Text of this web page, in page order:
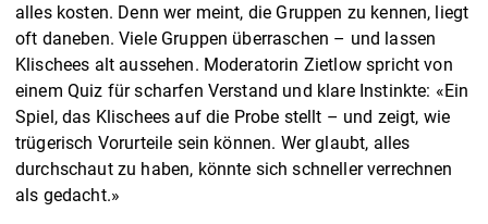
alles kosten. Denn wer meint, die Gruppen zu kennen, liegt
oft daneben. Viele Gruppen überraschen – und lassen
Klischees alt aussehen. Moderatorin Zietlow spricht von
einem Quiz für scharfen Verstand und klare Instinkte: «Ein
Spiel, das Klischees auf die Probe stellt – und zeigt, wie
trügerisch Vorurteile sein können. Wer glaubt, alles
durchschaut zu haben, könnte sich schneller verrechnen
als gedacht.»